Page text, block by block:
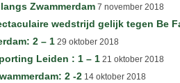
Zwammerdam 7 november 2018
wedstrijd gelijk tegen Be
2 – 1 29 oktober 2018
Leiden : 1 – 1 21 oktober 2018
2 -2 14 oktober 2018